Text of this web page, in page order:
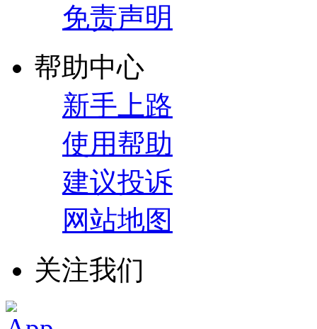
免责声明
帮助中心
新手上路
使用帮助
建议投诉
网站地图
关注我们